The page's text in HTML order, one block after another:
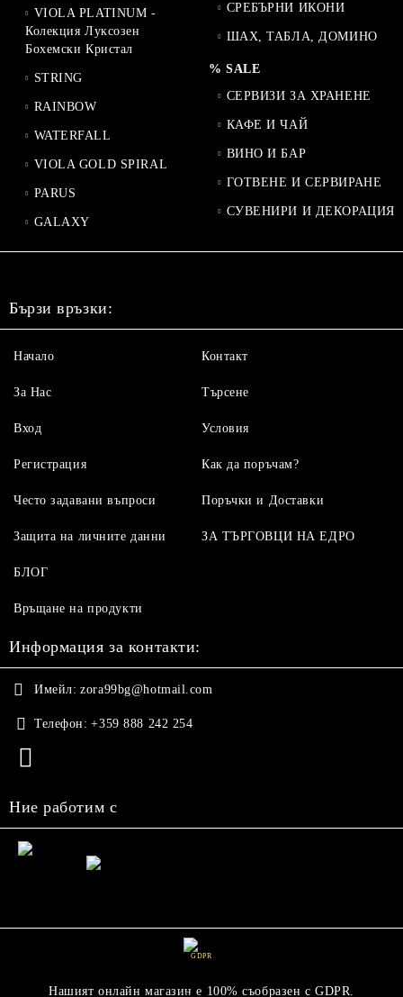
VIOLA PLATINUM -
Колекция Луксозен
Бохемски Кристал
STRING
RAINBOW
WATERFALL
VIOLA GOLD SPIRAL
PARUS
GALAXY
СРЕБЪРНИ ИКОНИ
ШАХ, ТАБЛА, ДОМИНО
% SALE
СЕРВИЗИ ЗА ХРАНЕНЕ
КАФЕ И ЧАЙ
ВИНО И БАР
ГОТВЕНЕ И СЕРВИРАНЕ
СУВЕНИРИ И ДЕКОРАЦИЯ
Бързи връзки:
Начало
За Нас
Вход
Регистрация
Контакт
Търсене
Условия
Как да поръчам?
Често задавани въпроси
Защита на личните данни
БЛОГ
Връщане на продукти
Поръчки и Доставки
ЗА ТЪРГОВЦИ НА ЕДРО
Информация за контакти:
Имейл: zora99bg@hotmail.com
Телефон: +359 888 242 254
Ние работим с
GDPR
Нашият онлайн магазин е 100% съобразен с GDPR.